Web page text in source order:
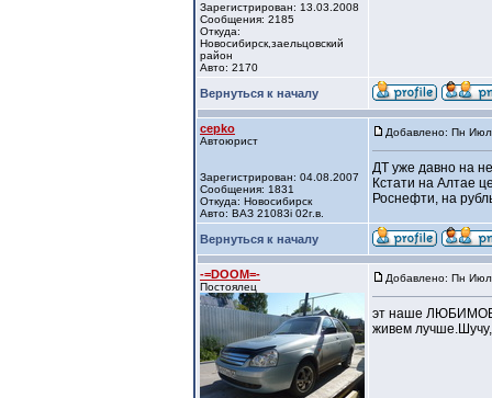
Зарегистрирован: 13.03.2008
Сообщения: 2185
Откуда:
Новосибирск,заельцовский
район
Авто: 2170
Вернуться к началу
cepko
Автоюрист
Зарегистрирован: 04.08.2007
Сообщения: 1831
Откуда: Новосибирск
Авто: ВАЗ 21083i 02г.в.
Добавлено: Пн
ДТ уже давно на
Кстати на Алтае
Роснефти, на
Вернуться к началу
-=DOOM=-
Постоялец
Добавлено: Пн
эт наше ЛЮБИМОЕ
живем